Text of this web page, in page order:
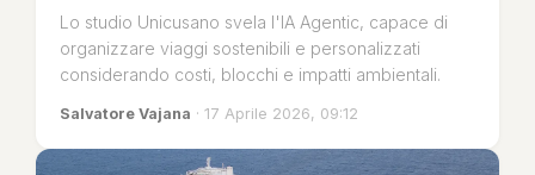
Lo studio Unicusano svela l'IA Agentic, capace di
organizzare viaggi sostenibili e personalizzati
considerando costi, blocchi e impatti ambientali.
Salvatore Vajana · 17 Aprile 2026, 09:12